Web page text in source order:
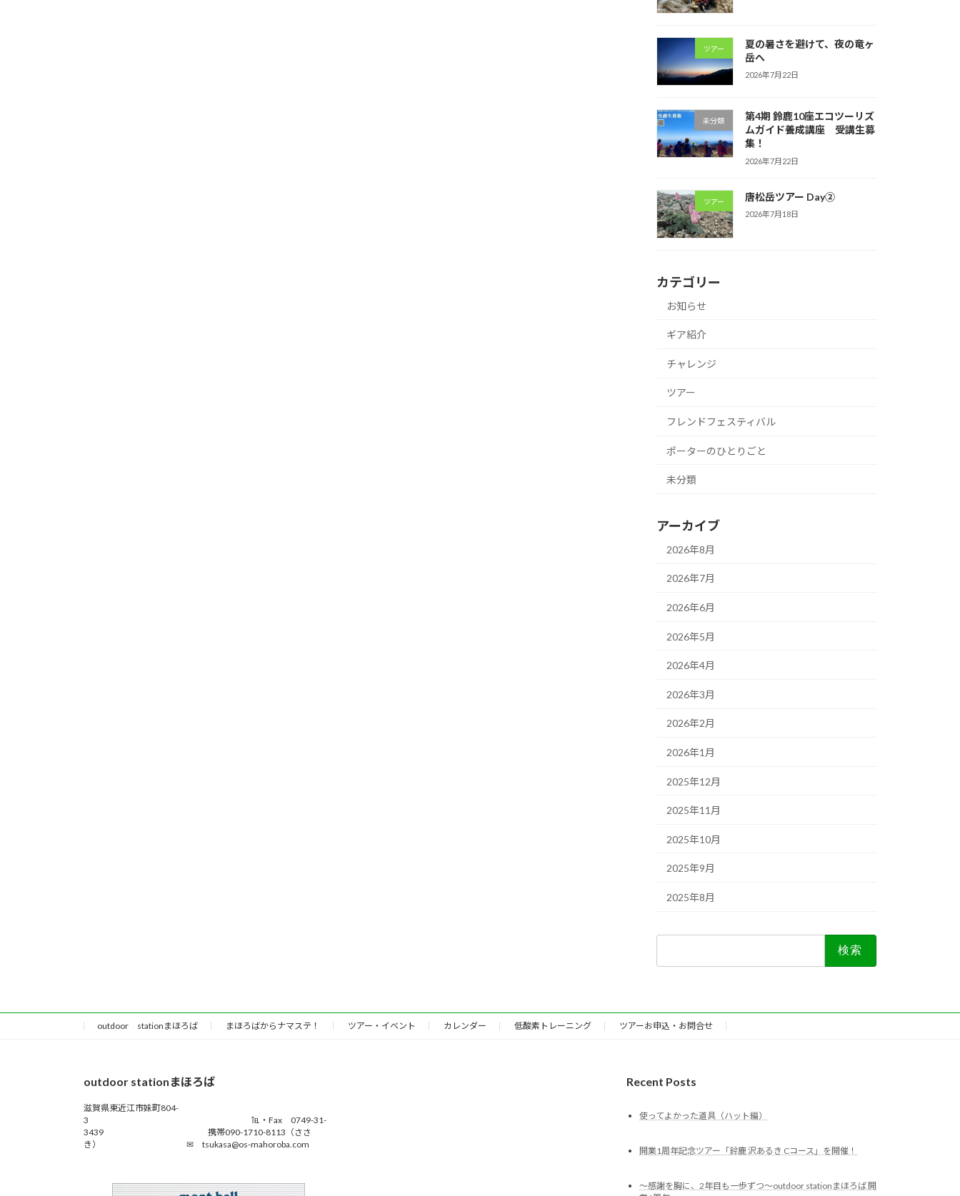
ツアー
夏の暑さを避けて、夜の竜ヶ
岳へ
2026年7月22日
未分類
第4期 鈴鹿10座エコツーリズ
ムガイド養成講座 受講生募
集！
2026年7月22日
ツアー 唐松岳ツアー Day②
2026年7月18日
カテゴリー
お知らせ
ギア紹介
チャレンジ
ツアー
フレンドフェスティバル
ポーターのひとりごと
未分類
アーカイブ
2026年8月
2026年7月
2026年6月
2026年5月
2026年4月
2026年3月
2026年2月
2026年1月
2025年12月
2025年11月
2025年10月
2025年9月
2025年8月
outdoor stationまほろば まほろばからナマステ！ ツアー・イベント カレンダー 低酸素トレーニング ツアーお申込・お問合せ
outdoor stationまほろば
滋賀県東近江市妹町804-
3 ℡・Fax 0749-31-
3439 携帯090-1710-8113（ささ
き） ✉ tsukasa@os-mahoroba.com
Recent Posts
使ってよかった道具（ハット編）
開業1周年記念ツアー「鈴鹿 沢あるき Cコース」を開催！
～感謝を胸に、2年目も一歩ずつ～outdoor stationまほろば 開